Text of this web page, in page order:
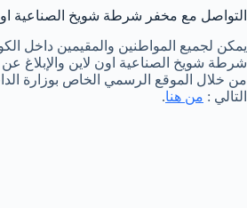
التواصل مع مخفر شرطة شويخ الصناعية
يمكن لجميع المواطنين والمقيمين داخل
شرطة شويخ الصناعية اون لاين والإبلاغ عن
من خلال الموقع الرسمي الخاص بوزارة
التالي : من هنا.